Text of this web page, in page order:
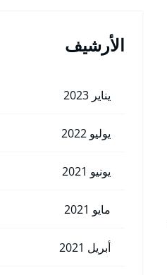
الأرشيف
يناير 2023
يوليو 2022
يونيو 2021
مايو 2021
أبريل 2021